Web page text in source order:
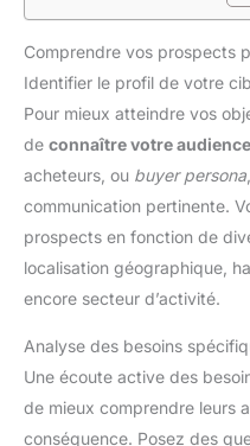
Comprendre vos prospects
Identifier le profil de votre
Pour mieux atteindre vos
de connaître votre audience
acheteurs, ou buyer persona
communication pertinente.
prospects en fonction de
localisation géographique,
encore secteur d’activité.
Analyse des besoins
Une écoute active des
de mieux comprendre leurs
conséquence. Posez des